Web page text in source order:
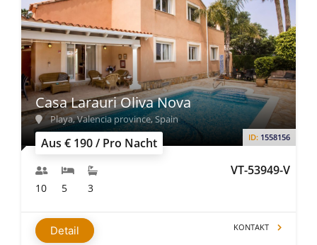
Aus € 190 / Pro Nacht ID: 1558156
VT-53949-V
Casa Larauri Oliva Nova
Playa, Valencia province, Spain
10 5 3
Detail KONTAKT